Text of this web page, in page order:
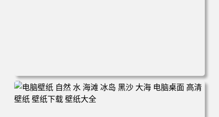
电脑壁纸 摄影 风景 新西兰 自然 树木 云 山 天空 夕阳 辉光
电脑桌面 高清壁纸 壁纸下载 壁纸大全